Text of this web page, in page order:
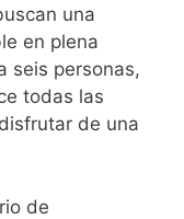
una
en plena
seis personas,
todas las
de una
de